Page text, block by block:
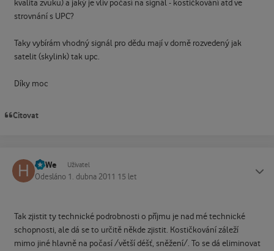
kvalita zvuku) a jaký je vliv počasí na signál - kostičkování atd ve
strovnání s UPC?
Taky vybírám vhodný signál pro dědu mají v domě rozvedený jak
satelit (skylink) tak upc.
Díky moc
Citovat
HaWe Uživatel
Odesláno 1. dubna 2011 15 let
Tak zjistit ty technické podrobnosti o příjmu je nad mé technické
schopnosti, ale dá se to určitě někde zjistit. Kostičkování záleží
mimo jiné hlavně na počasí /větší déšť, sněžení/. To se dá eliminovat